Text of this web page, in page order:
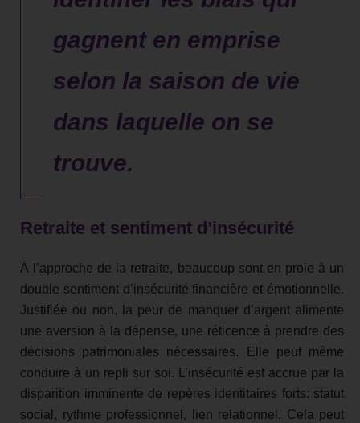
gagnent en emprise
selon la saison de vie
dans laquelle on se
trouve.
Retraite et sentiment d’insécurité
À l’approche de la retraite, beaucoup sont en proie à un
double sentiment d’insécurité financière et émotionnelle.
Justifiée ou non, la peur de manquer d’argent alimente
une aversion à la dépense, une réticence à prendre des
décisions patrimoniales nécessaires. Elle peut même
conduire à un repli sur soi. L’insécurité est accrue par la
disparition imminente de repères identitaires forts: statut
social, rythme professionnel, lien relationnel. Cela peut